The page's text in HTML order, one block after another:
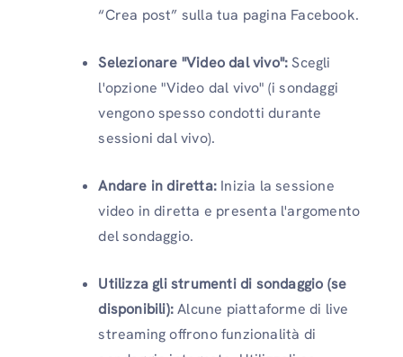
“Crea post” sulla tua pagina Facebook.
Selezionare "Video dal vivo":Scegli
l'opzione "Video dal vivo" (i sondaggi
vengono spesso condotti durante
sessioni dal vivo).
Andare in diretta: Inizia la sessione
video in diretta e presenta l'argomento
del sondaggio.
Utilizza gli strumenti di sondaggio (se
disponibili):Alcune piattaforme di live
streaming offrono funzionalità di